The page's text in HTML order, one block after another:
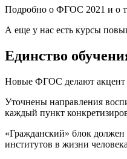
Подробно о ФГОС 2021 и о
А еще у нас есть курсы
Единство
Новые ФГОС делают акцент
Уточнены направления
каждый пункт
«Гражданский» блок
институтов в жизни